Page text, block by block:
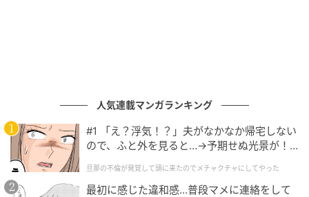
※GLAMが独自に実施したアンケートで集めた、40
代・女性読者様の体験談をもとに記事化しています
※本コンテンツ内の画像は、生成AIを利用して作成し
ています。
人気連載マンガランキング
#1 「え？浮気！？」夫がなかなか帰宅しない
ので、ふと外を見ると…→予期せぬ光景が！
クチャにしてやった
旦那の不倫が発覚して頭に来たのでメチャクチャにしてやった
最初に感じた違和感…普段マメに連絡をして